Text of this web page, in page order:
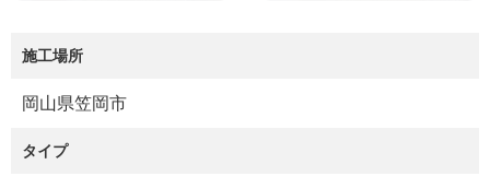
施工場所
岡山県笠岡市
タイプ